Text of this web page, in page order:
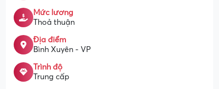
Mức lương
Thoả thuận
Địa điểm
Bình Xuyên - VP
Trình độ
Trung cấp